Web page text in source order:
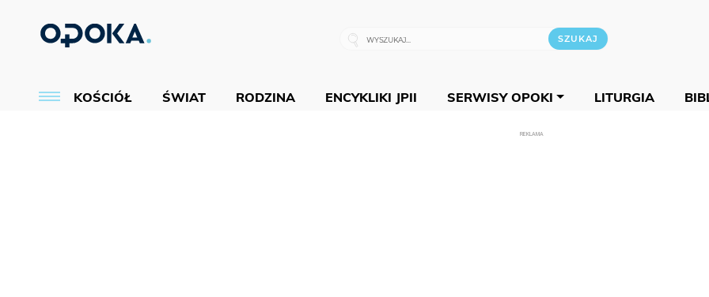
KOŚCIÓŁ ŚWIAT RODZINA ENCYKLIKI JPII SERWISY OPOKI LITURGIA
REKLAMA